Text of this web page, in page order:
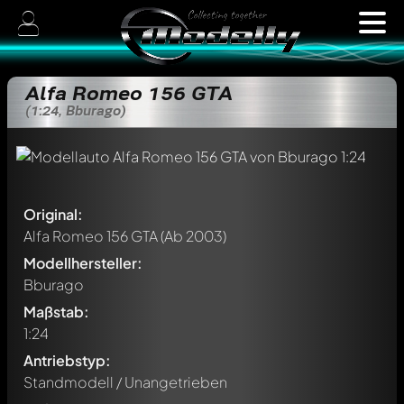
Alfa Romeo 156 GTA
(1:24, Bburago)
Original:
Alfa Romeo 156 GTA(Ab 2003)
Modellhersteller:
Bburago
Maßstab:
1:24
Antriebstyp:
Standmodell / Unangetrieben